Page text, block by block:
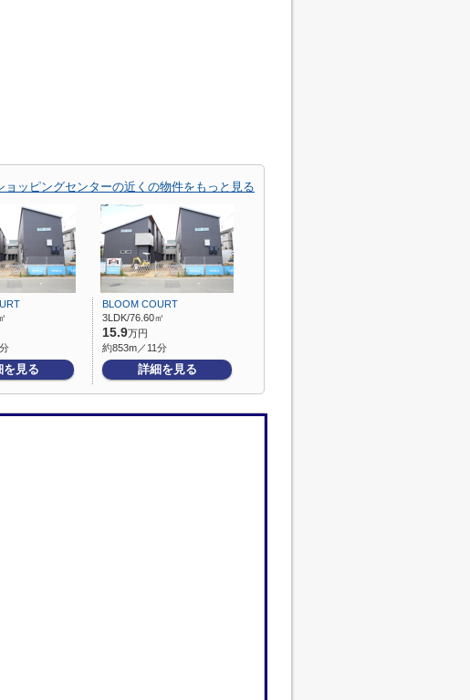
ョッピングセンターの近くの物件をもっと見る
を見る
BLOOM COURT
3LDK/76.60㎡
15.9万円
約853m／11分
詳細を見る